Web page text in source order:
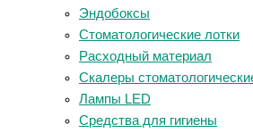
Эндобоксы
Стоматологические лотки
Расходный материал
Скалеры
Лампы LED
Средства для гигиены